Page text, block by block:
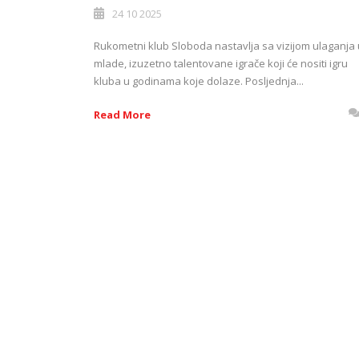
24 10 2025
Rukometni klub Sloboda nastavlja sa vizijom ulaganja
mlade, izuzetno talentovane igrače koji će nositi igru
kluba u godinama koje dolaze. Posljednja...
Read More